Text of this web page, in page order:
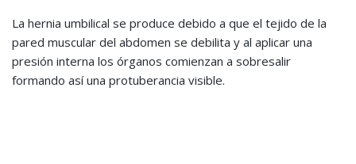
La hernia umbilical se produce debido a que el tejido de la
pared muscular del abdomen se debilita y al aplicar una
presión interna los órganos comienzan a sobresalir
formando así una protuberancia visible.